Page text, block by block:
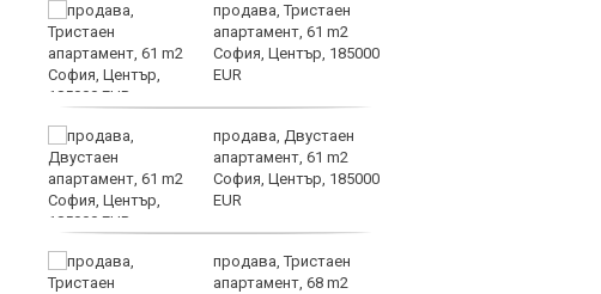
продава, Тристаен
апартамент, 61 m2
София, Център, 185000
EUR
продава, Двустаен
апартамент, 61 m2
София, Център, 185000
EUR
продава, Тристаен
апартамент, 68 m2